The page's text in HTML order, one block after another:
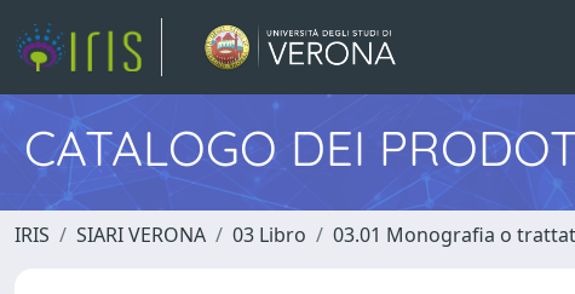
CATALOGO DEI
IRIS SIARI VERONA 03 Libro 03.01 Monografia o